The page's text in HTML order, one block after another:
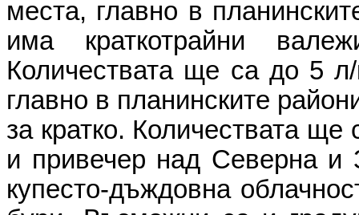
места, главно в
има краткотрайни
Количествата ще са до 5
главно в планинските
за кратко. Количествата
и привечер над Северна и
купесто-дъждовна